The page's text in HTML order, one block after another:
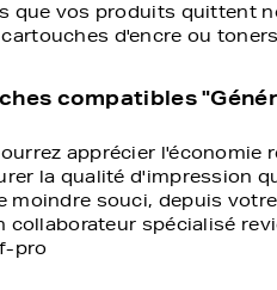
que vos produits quittent
d'encre ou
compatibles
apprécier l'économie
la qualité d'impression
moindre souci, depuis
spécialisé
pro